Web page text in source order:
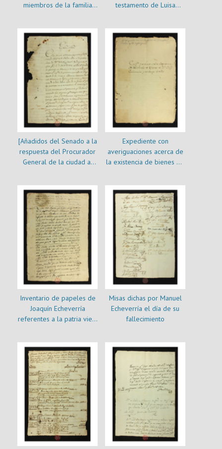
miembros de la familia
testamento de Luisa
[Añadidos del Senado a la
respuesta del Procurador
General de la ciudad al
Expediente con
averiguaciones acerca de
la existencia de bienes de
Inventario de papeles de
Joaquín Echeverría
referentes a la patria vieja
Misas dichas por Manuel
Echeverría el día de su
fallecimiento